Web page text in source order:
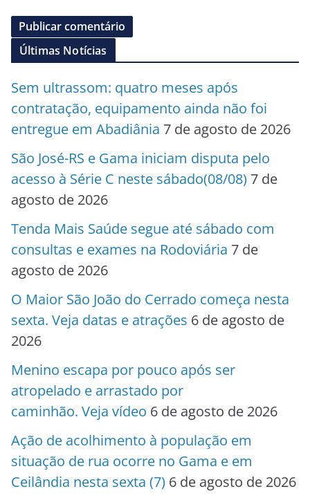
Últimas Notícias
Sem ultrassom: quatro meses após
contratação, equipamento ainda não foi
entregue em Abadiânia 7 de agosto de 2026
São José-RS e Gama iniciam disputa pelo
acesso à Série C neste sábado(08/08) 7 de
agosto de 2026
Tenda Mais Saúde segue até sábado com
consultas e exames na Rodoviária 7 de
agosto de 2026
O Maior São João do Cerrado começa nesta
sexta. Veja datas e atrações 6 de agosto de
2026
Menino escapa por pouco após ser
atropelado e arrastado por
caminhão. Veja vídeo 6 de agosto de 2026
Ação de acolhimento à população em
situação de rua ocorre no Gama e em
Ceilândia nesta sexta (7) 6 de agosto de 2026